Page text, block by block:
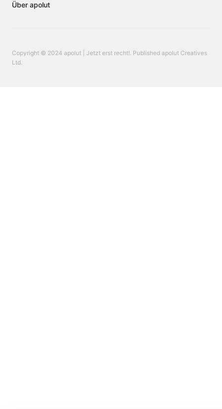
Über apolut
Copyright © 2024 apolut | Jetzt erst recht!. Published apolut Creatives
Ltd.